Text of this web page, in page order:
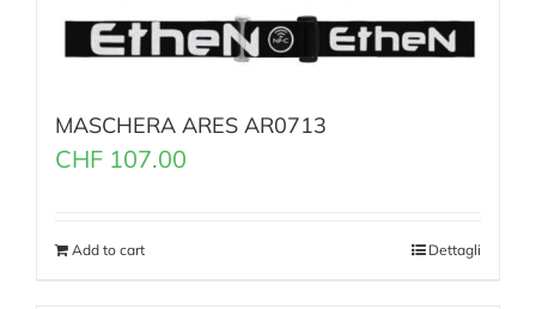
MASCHERA ARES AR0713
CHF 107.00
Add to cart Dettagli